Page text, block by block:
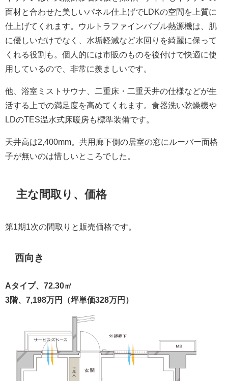
面材と合わせた美しいパネル仕上げでLDKの空間を上質に
仕上げてくれます。ウルトラファインバブル熱源機は、肌
に優しいだけでなく、水垢軽減など水回りを綺麗に保って
くれる役割も。個人的には市販のものを後付けで快適に使
用しているので、非常に羨ましいです。
他、浴室ミストサウナ、二重床・二重天井の仕様などが生
活する上での満足度を高めてくれます。食器洗い乾燥機や
LDのTES温水式床暖房も標準装備です。
天井高は2,400mm。共用廊下側の居室の窓にルーバー面格
子が無いのは惜しいところでした。
主な間取り、価格
第1期1次の間取りと販売価格です。
西向き
Aタイプ、72.30㎡
3階、7,198万円（坪単価328万円）